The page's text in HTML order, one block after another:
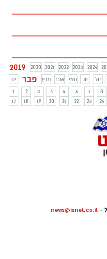
2019 2020 2021 2022 2023 2024
ינו
פבר מרץ אפר מאי יונ יול
1
2 3 4 5 6 7 8
17
18 19 20 21 22 23 24
-
news@isnet.co.il